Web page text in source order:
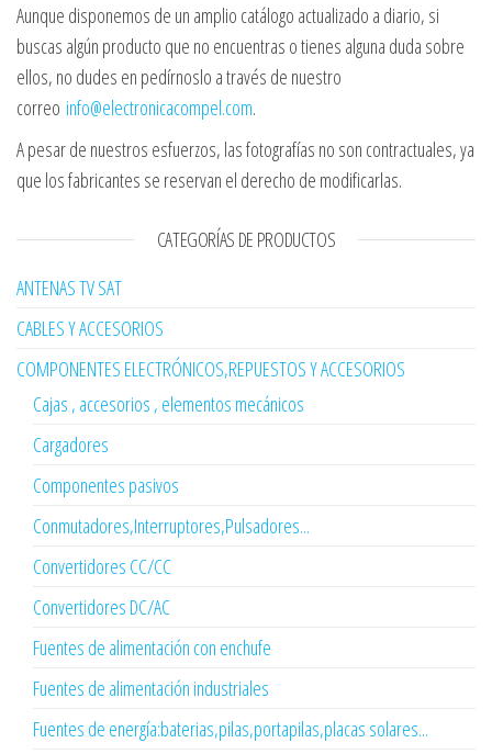
Aunque disponemos de un amplio catálogo actualizado a diario, si
buscas algún producto que no encuentras o tienes alguna duda sobre
ellos, no dudes en pedírnoslo a través de nuestro
correo info@electronicacompel.com.
A pesar de nuestros esfuerzos, las fotografías no son contractuales, ya
que los fabricantes se reservan el derecho de modificarlas.
CATEGORÍAS DE PRODUCTOS
ANTENAS TV SAT
CABLES Y ACCESORIOS
COMPONENTES ELECTRÓNICOS,REPUESTOS Y ACCESORIOS
Cajas , accesorios , elementos mecánicos
Cargadores
Componentes pasivos
Conmutadores,Interruptores,Pulsadores...
Convertidores CC/CC
Convertidores DC/AC
Fuentes de alimentación con enchufe
Fuentes de alimentación industriales
Fuentes de energía:baterias,pilas,portapilas,placas solares...